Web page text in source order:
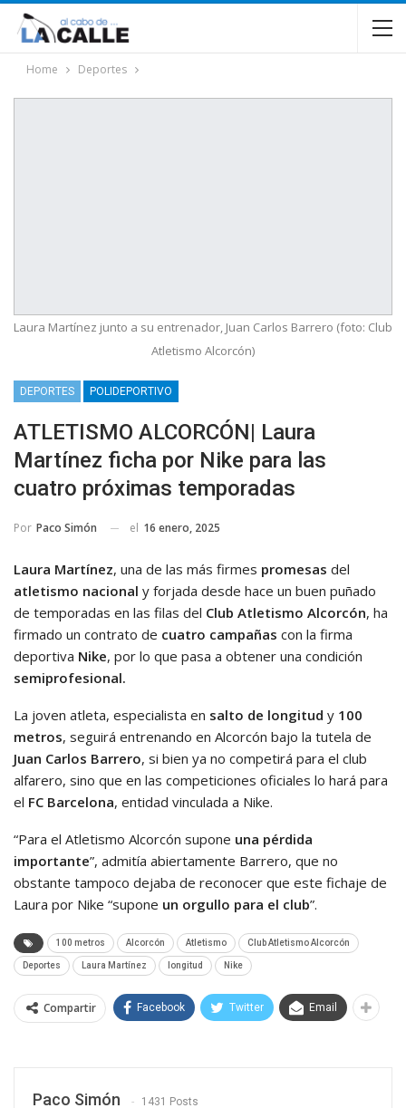
Home Deportes
Laura Martínez junto a su entrenador, Juan Carlos Barrero (foto: Club
Atletismo Alcorcón)
DEPORTES POLIDEPORTIVO
ATLETISMO ALCORCÓN| Laura
Martínez ficha por Nike para las
cuatro próximas temporadas
Por Paco Simón el 16 enero, 2025
Laura Martínez, una de las más firmes promesas del
atletismo nacional y forjada desde hace un buen puñado
de temporadas en las filas del Club Atletismo Alcorcón, ha
firmado un contrato de cuatro campañas con la firma
deportiva Nike, por lo que pasa a obtener una condición
semiprofesional.
La joven atleta, especialista en salto de longitud y 100
metros, seguirá entrenando en Alcorcón bajo la tutela de
Juan Carlos Barrero, si bien ya no competirá para el club
alfarero, sino que en las competiciones oficiales lo hará para
el FC Barcelona, entidad vinculada a Nike.
“Para el Atletismo Alcorcón supone una pérdida
importante”, admitía abiertamente Barrero, que no
obstante tampoco dejaba de reconocer que este fichaje de
Laura por Nike “supone un orgullo para el club”.
100 metros Alcorcón Atletismo Club Atletismo Alcorcón
Deportes Laura Martínez longitud Nike
Compartir Facebook Twitter Email
Paco Simón 1431 Posts